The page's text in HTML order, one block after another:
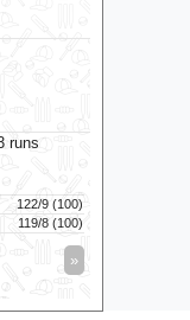
runs
122/9 (100)
119/8 (100)
»